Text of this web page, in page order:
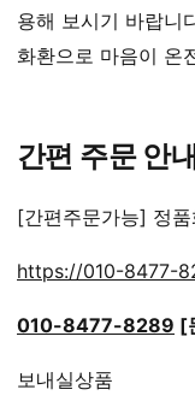
용해 보시기 바랍니
화환으로 마음이 온
간편 주문 안
[간편주문가능] 정
https://010-8477-
010-8477-8289 [
보내실상품